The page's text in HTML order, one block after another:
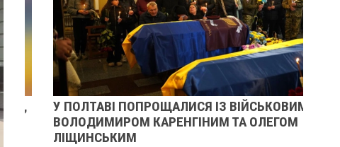
У ПОЛТАВІ ПОПРОЩАЛИСЯ ІЗ ВІЙСЬКОВИМИ
ВОЛОДИМИРОМ КАРЕНГІНИМ ТА ОЛЕГОМ
ЛІЩИНСЬКИМ